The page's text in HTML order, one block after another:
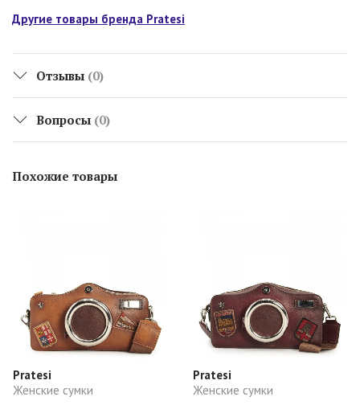
Другие товары бренда Pratesi
Отзывы (0)
Вопросы (0)
Похожие товары
Pratesi
Женские сумки
Pratesi
Женские сумки